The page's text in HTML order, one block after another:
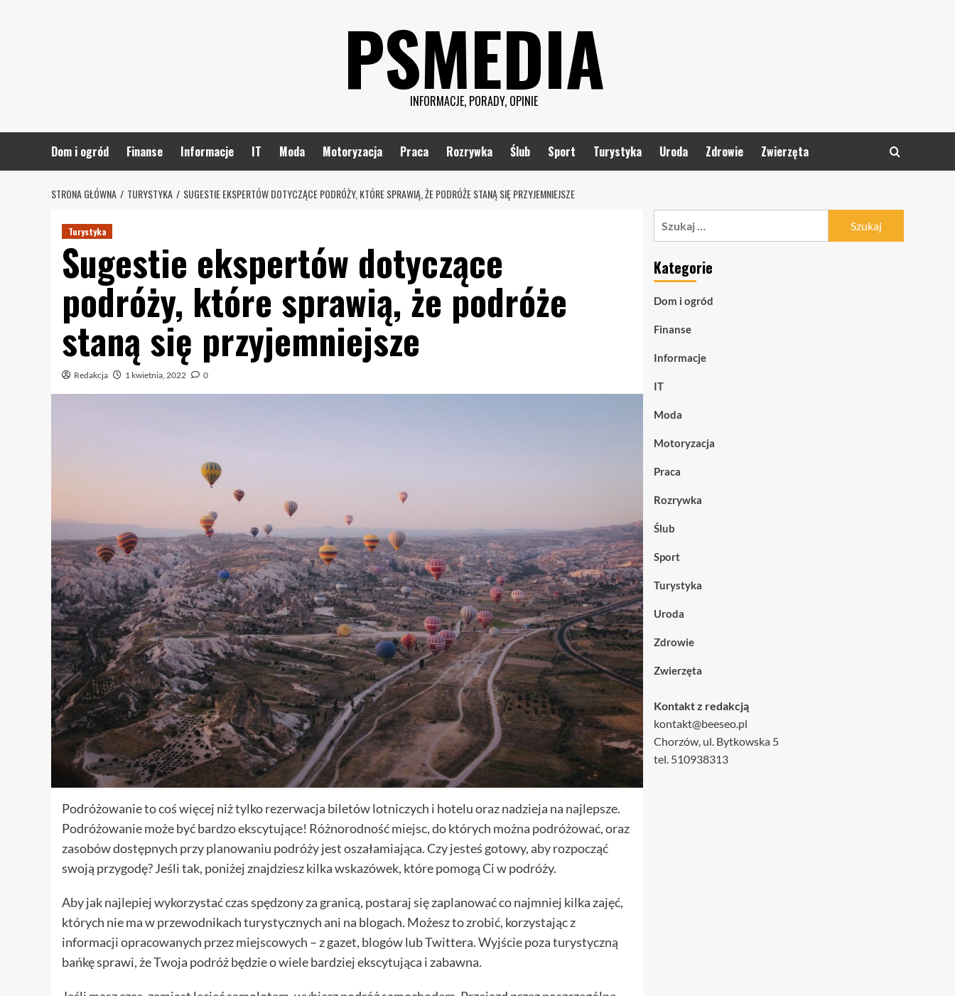
PSMEDIA
INFORMACJE, PORADY, OPINIE
Dom i ogród Finanse Informacje IT Moda Motoryzacja Praca Rozrywka Ślub Sport Turystyka Uroda Zdrowie Zwierzęta
STRONA GŁÓWNA TURYSTYKA SUGESTIE EKSPERTÓW DOTYCZĄCE PODRÓŻY, KTÓRE SPRAWIĄ, ŻE PODRÓŻE STANĄ SIĘ PRZYJEMNIEJSZE
Turystyka
Sugestie ekspertów dotyczące
podróży, które sprawią, że podróże
staną się przyjemniejsze
Redakcja 1 kwietnia, 2022 0
Podróżowanie to coś więcej niż tylko rezerwacja biletów lotniczych i hotelu oraz nadzieja na najlepsze.
Podróżowanie może być bardzo ekscytujące! Różnorodność miejsc, do których można podróżować, oraz
zasobów dostępnych przy planowaniu podróży jest oszałamiająca. Czy jesteś gotowy, aby rozpocząć
swoją przygodę? Jeśli tak, poniżej znajdziesz kilka wskazówek, które pomogą Ci w podróży.
Aby jak najlepiej wykorzystać czas spędzony za granicą, postaraj się zaplanować co najmniej kilka zajęć,
których nie ma w przewodnikach turystycznych ani na blogach. Możesz to zrobić, korzystając z
informacji opracowanych przez miejscowych – z gazet, blogów lub Twittera. Wyjście poza turystyczną
bańkę sprawi, że Twoja podróż będzie o wiele bardziej ekscytująca i zabawna.
Kategorie
Dom i ogród
Finanse
Informacje
IT
Moda
Motoryzacja
Praca
Rozrywka
Ślub
Sport
Turystyka
Uroda
Zdrowie
Zwierzęta
Kontakt z redakcją
kontakt@beeseo.pl
Chorzów, ul. Bytkowska 5
tel. 510938313